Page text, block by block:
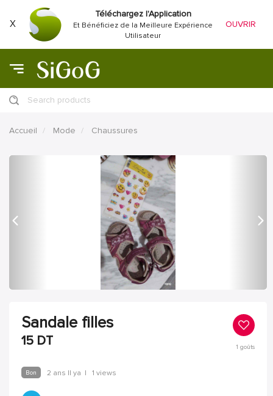
X
Téléchargez l'Application
Et Bénéficiez de la Meilleure Expérience
Utilisateur
OUVRIR
Search products
Accueil Mode Chaussures
Sandale filles
15 DT 1 goûts
Bon 2 ans Il ya | 1 views